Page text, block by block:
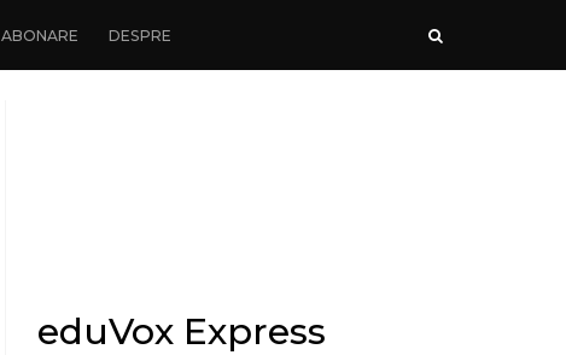
ABONARE DESPRE
eduVox Express